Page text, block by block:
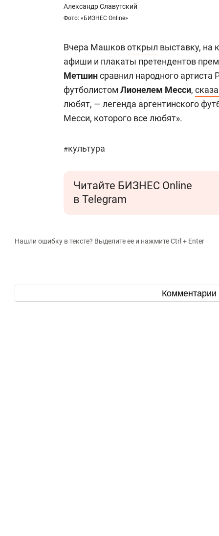
Александр Славутский
Фото: «БИЗНЕС Online»
Вчера Машковоткрыл выставку, на
афиши и плакаты претендентов
Метшинсравнил народного артиста
футболистом Лионелем Месси,
любят, — легенда аргентинского
Месси, которого все любят».
#культура
Читайте БИЗНЕС Online
в Telegram
Нашли ошибку в тексте? Выделите ее и нажмите Ctrl + Enter
Комментарии